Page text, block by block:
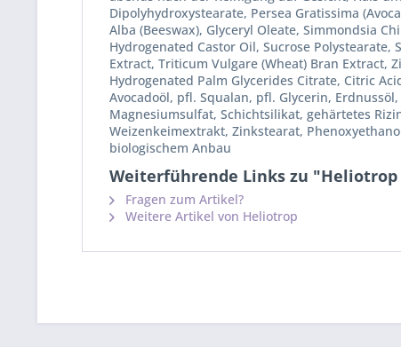
Dipolyhydroxystearate, Persea Gratissima
Alba (Beeswax), Glyceryl Oleate, Simmondsia
Hydrogenated Castor Oil, Sucrose
Extract, Triticum Vulgare (Wheat) Bran Extract,
Hydrogenated Palm Glycerides Citrate, Citric
Avocadoöl, pfl. Squalan, pfl. Glycerin,
Magnesiumsulfat, Schichtsilikat, gehärtetes
Weizenkeimextrakt, Zinkstearat,
biologischem Anbau
Weiterführende Links zu "Heliotrop
Fragen zum Artikel?
Weitere Artikel von Heliotrop